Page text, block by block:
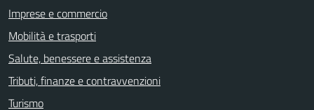
Imprese e commercio
Mobilità e trasporti
Salute, benessere e assistenza
Tributi, finanze e contravvenzioni
Turismo